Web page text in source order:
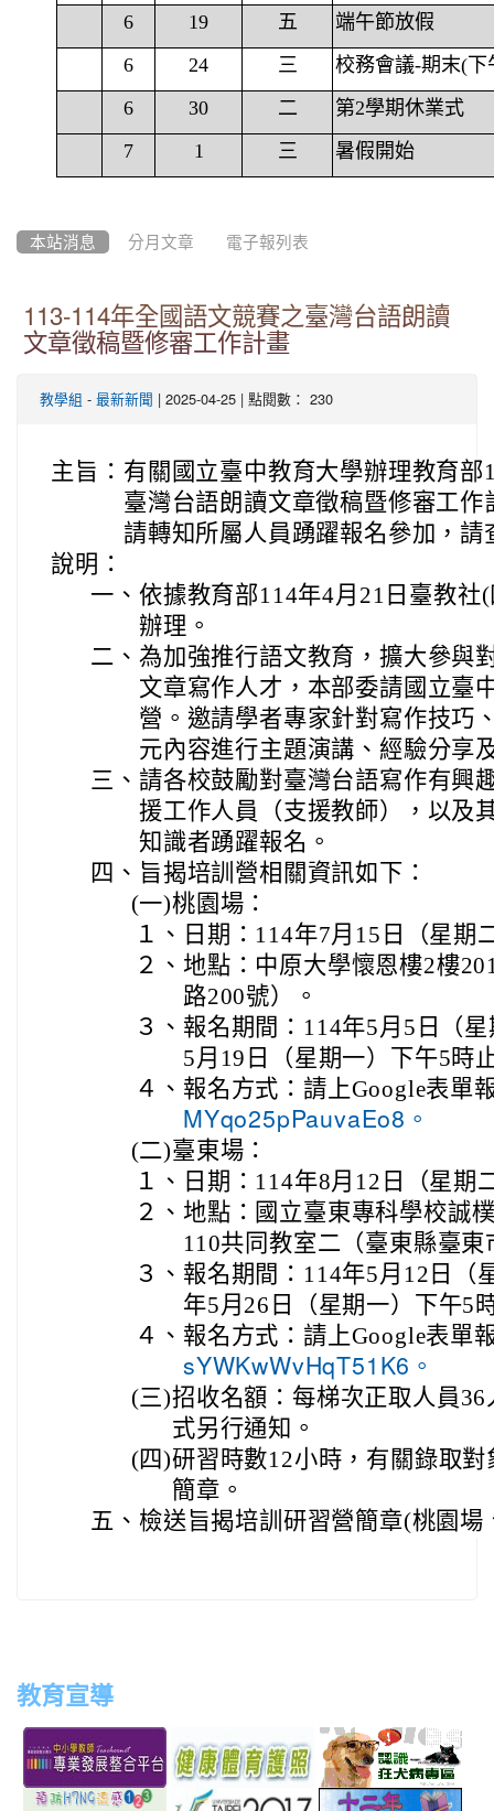
6
19 五
端午節放假
6
24 三
校務會議-期末(下
6
30 二
第2學期休業式
7
1 三 暑假開始
本站消息 分月文章 電子報列表
113-114年全國語文競賽之臺灣台語朗讀
文章徵稿暨修審工作計畫
教學組 - 最新新聞 | 2025-04-25 | 點閱數： 230
主旨： 有關國立臺中教育大學辦理教育
臺灣台語朗讀文章徵稿暨修審工
請轉知所屬人員踴躍報名參加，請
說明：
一、 依據教育部114年4月21日臺教社
辦理。
二、 為加強推行語文教育，擴大參與
文章寫作人才，本部委請國立臺
營。邀請學者專家針對寫作技巧
元內容進行主題演講、經驗分享
三、 請各校鼓勵對臺灣台語寫作有興
援工作人員（支援教師），以及
知識者踴躍報名。
四、 旨揭培訓營相關資訊如下：
(一)桃園場：
１、 日期：114年7月15日（星期
２、 地點：中原大學懷恩樓2樓
路200號）。
３、 報名期間：114年5月5日（
5月19日（星期一）下午5時
４、 報名方式：請上Google表單
MYqo25pPauvaEo8。
(二)臺東場：
１、 日期：114年8月12日（星期
２、 地點：國立臺東專科學校誠
110共同教室二（臺東縣臺
３、 報名期間：114年5月12日（
年5月26日（星期一）下午5
４、 報名方式：請上Google表單
sYWKwWvHqT51K6。
(三)招收名額：每梯次正取人員
式另行通知。
(四)研習時數12小時，有關錄取
簡章。
五、 檢送旨揭培訓研習營簡章(桃園場
教育宣導
to
http://teachernet.moe.edu.tw/MAIN/index.aspx
link
to
https://airtw.epa.gov.tw/
link
to
http://
link
link
link